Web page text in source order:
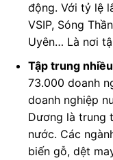
động. Với tỷ lệ
VSIP, Sóng
Uyên… Là nơi
Tập trung
73.000 doanh
doanh nghiệp
Dương là trung
nước. Các
biến gỗ, dệt